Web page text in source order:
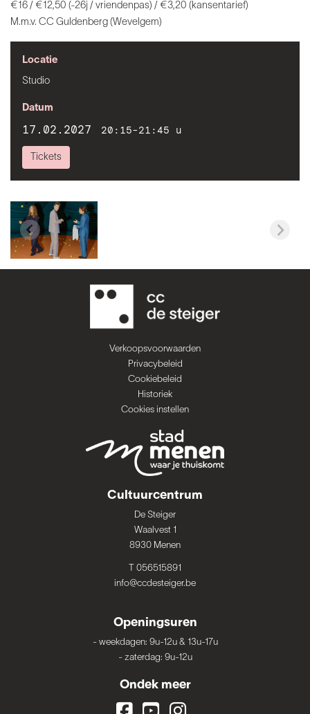
€16 / €12,50 (-26j / vriendenpas) / €3,20 (kansentarief)
M.m.v. CC Guldenberg (Wevelgem)
Locatie
Studio
Datum
17.02.2027 20:15-21:45 u
Tickets
Verkoopsvoorwaarden
Privacybeleid
Cookiebeleid
Historiek
Cookies instellen
Cultuurcentrum
De Steiger
Waalvest 1
8930 Menen
T 056515891
info@ccdesteiger.be
Openingsuren
- weekdagen: 9u-12u & 13u-17u
- zaterdag: 9u-12u
Ondek meer